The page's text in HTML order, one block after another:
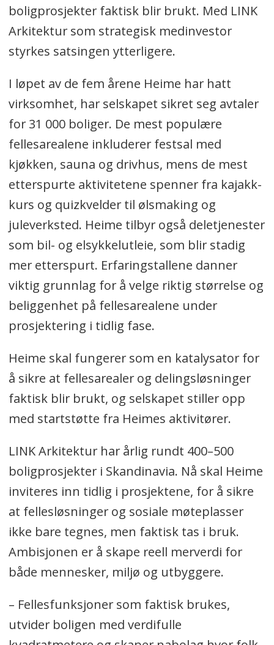
boligprosjekter faktisk blir brukt. Med LINK
Arkitektur som strategisk medinvestor
styrkes satsingen ytterligere.
I løpet av de fem årene Heime har hatt
virksomhet, har selskapet sikret seg avtaler
for 31 000 boliger. De mest populære
fellesarealene inkluderer festsal med
kjøkken, sauna og drivhus, mens de mest
etterspurte aktivitetene spenner fra kajakk-
kurs og quizkvelder til ølsmaking og
juleverksted. Heime tilbyr også deletjenester
som bil- og elsykkelutleie, som blir stadig
mer etterspurt. Erfaringstallene danner
viktig grunnlag for å velge riktig størrelse og
beliggenhet på fellesarealene under
prosjektering i tidlig fase.
Heime skal fungerer som en katalysator for
å sikre at fellesarealer og delingsløsninger
faktisk blir brukt, og selskapet stiller opp
med startstøtte fra Heimes aktivitører.
LINK Arkitektur har årlig rundt 400–500
boligprosjekter i Skandinavia. Nå skal Heime
inviteres inn tidlig i prosjektene, for å sikre
at fellesløsninger og sosiale møteplasser
ikke bare tegnes, men faktisk tas i bruk.
Ambisjonen er å skape reell merverdi for
både mennesker, miljø og utbyggere.
– Fellesfunksjoner som faktisk brukes,
utvider boligen med verdifulle